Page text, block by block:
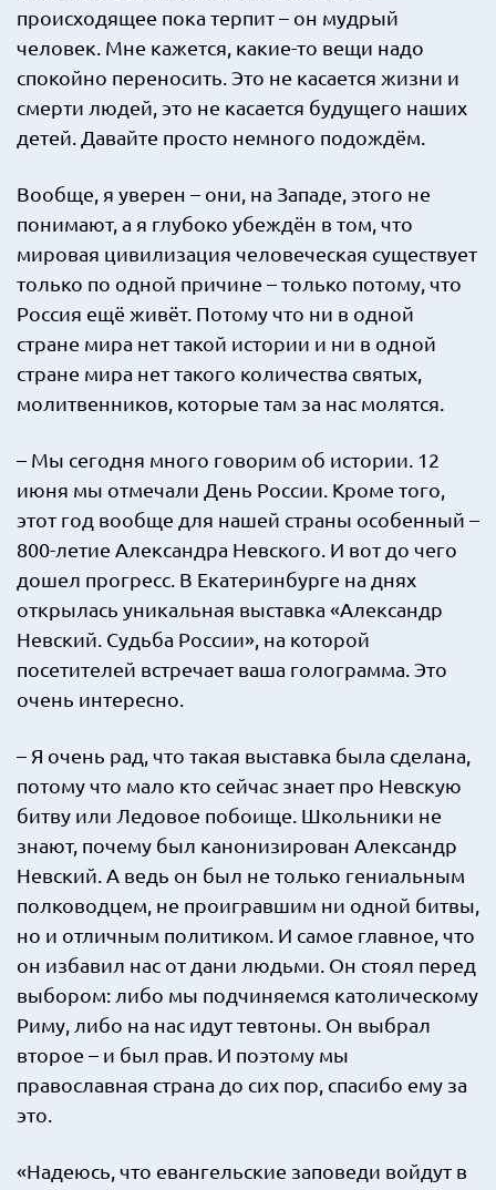
происходящее пока терпит – он мудрый
человек. Мне кажется, какие-то вещи надо
спокойно переносить. Это не касается жизни и
смерти людей, это не касается будущего наших
детей. Давайте просто немного подождём.
Вообще, я уверен – они, на Западе, этого не
понимают, а я глубоко убеждён в том, что
мировая цивилизация человеческая существует
только по одной причине – только потому, что
Россия ещё живёт. Потому что ни в одной
стране мира нет такой истории и ни в одной
стране мира нет такого количества святых,
молитвенников, которые там за нас молятся.
– Мы сегодня много говорим об истории. 12
июня мы отмечали День России. Кроме того,
этот год вообще для нашей страны особенный –
800-летие Александра Невского. И вот до чего
дошел прогресс. В Екатеринбурге на днях
открылась уникальная выставка «Александр
Невский. Судьба России», на которой
посетителей встречает ваша голограмма. Это
очень интересно.
– Я очень рад, что такая выставка была сделана,
потому что мало кто сейчас знает про Невскую
битву или Ледовое побоище. Школьники не
знают, почему был канонизирован Александр
Невский. А ведь он был не только гениальным
полководцем, не проигравшим ни одной битвы,
но и отличным политиком. И самое главное, что
он избавил нас от дани людьми. Он стоял перед
выбором: либо мы подчиняемся католическому
Риму, либо на нас идут тевтоны. Он выбрал
второе – и был прав. И поэтому мы
православная страна до сих пор, спасибо ему за
это.
«Надеюсь, что евангельские заповеди войдут в